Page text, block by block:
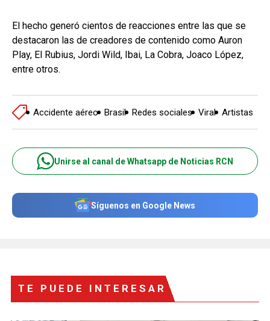
El hecho generó cientos de reacciones entre las que se
destacaron las de creadores de contenido como Auron
Play, El Rubius, Jordi Wild, Ibai, La Cobra, Joaco López,
entre otros.
Accidente aéreo Brasil Redes sociales Viral Artistas
Unirse al canal de Whatsapp de Noticias RCN
Síguenos en Google News
TE PUEDE INTERESAR